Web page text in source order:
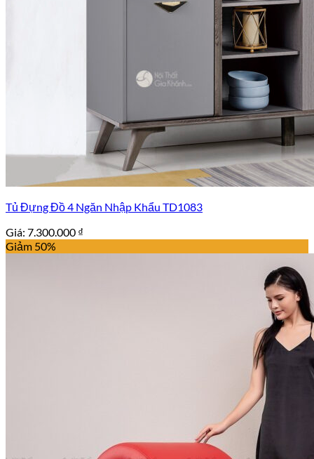
Tủ Đựng Đồ 4 Ngăn Nhập Khẩu TD1083
Giá: 7.300.000 ₫
Giảm 50%